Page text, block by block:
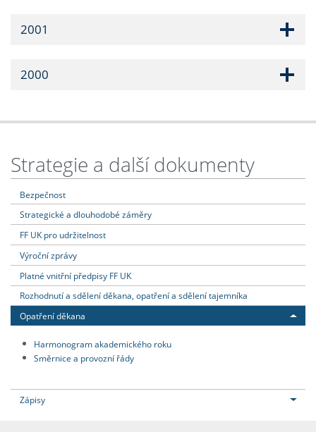
2001
2000
Strategie a další dokumenty
Bezpečnost
Strategické a dlouhodobé záměry
FF UK pro udržitelnost
Výroční zprávy
Platné vnitřní předpisy FF UK
Rozhodnutí a sdělení děkana, opatření a sdělení tajemníka
Opatření děkana
Harmonogram akademického roku
Směrnice a provozní řády
Zápisy